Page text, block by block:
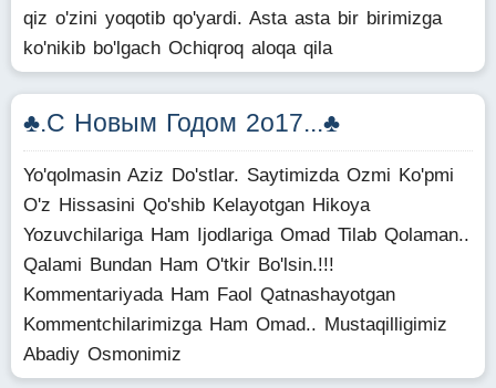
qiz o'zini yoqotib qo'yardi. Asta asta bir birimizga
ko'nikib bo'lgach Ochiqroq aloqa qila
♣.С Новым Годом 2o17...♣
Yo'qolmasin Aziz Do'stlar. Saytimizda Ozmi Ko'pmi
O'z Hissasini Qo'shib Kelayotgan Hikoya
Yozuvchilariga Ham Ijodlariga Omad Tilab Qolaman..
Qalami Bundan Ham O'tkir Bo'lsin.!!!
Kommentariyada Ham Faol Qatnashayotgan
Kommentchilarimizga Ham Omad.. Mustaqilligimiz
Abadiy Osmonimiz